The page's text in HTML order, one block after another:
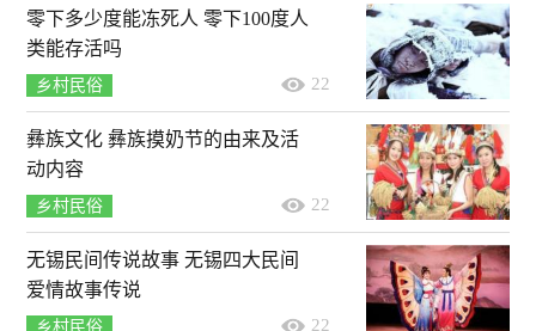
零下多少度能冻死人 零下100度人
类能存活吗
乡村民俗 22
彝族文化 彝族摸奶节的由来及活
动内容
乡村民俗 22
无锡民间传说故事 无锡四大民间
爱情故事传说
乡村民俗 22